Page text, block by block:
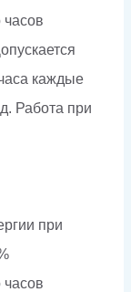
каждые
Работа при
при